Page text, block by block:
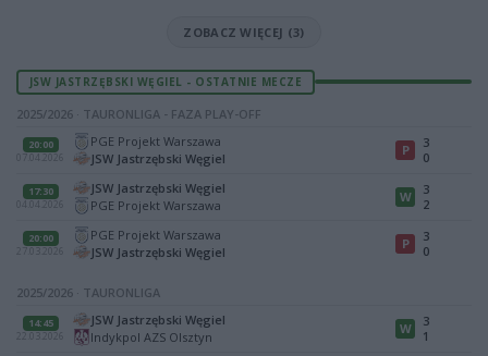
ZOBACZ WIĘCEJ (3)
JSW JASTRZĘBSKI WĘGIEL - OSTATNIE MECZE
2025/2026 · TAURONLIGA - FAZA PLAY-OFF
20:00
07.04.2026
PGE Projekt Warszawa
JSW Jastrzębski Węgiel
P
3
0
17:30
04.04.2026
JSW Jastrzębski Węgiel
PGE Projekt Warszawa
W
3
2
20:00
27.03.2026
PGE Projekt Warszawa
JSW Jastrzębski Węgiel
P
3
0
2025/2026 · TAURONLIGA
14:45
JSW Jastrzębski Węgiel
Indykpol AZS Olsztyn
W
3
1